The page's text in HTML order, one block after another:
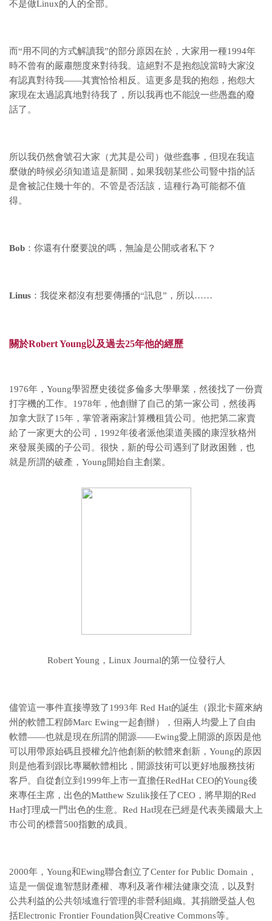
不是做Linux的人的全部。
而“用不同的方式解讀我”的部分原因在於，大家用一種1994年
時不曾有的嚴肅態度來對待我。這絕對不是抱怨說當時大家沒
有認真對待我——其實恰恰相反。這更多是我的抱怨，抱怨大
家現在太過認真地對待我了，所以我再也不能說一些愚蠢的廢
話了。
所以我仍然會號召大家（尤其是公司）做些蠢事，但現在我這
麼做的時候必須知道這是新聞，如果我朝某些公司豎中指的話
是會被記住幾十年的。不管是否活該，這種行為可能都不值
得。
Bob ：你還有什麼要說的嗎，無論是公開或者私下？
Linus ：我從來都沒有想要傳播的“訊息”，所以……
關於Robert Young以及過去25年他的經歷
1976年，Young學習歷史後從多倫多大學畢業，然後找了一份賣
打字機的工作。1978年，他創辦了自己的第一家公司，然後再
加拿大獃了15年，掌管著兩家計算機租賃公司。他把第二家賣
給了一家更大的公司，1992年後者派他渠道美國的康涅狄格州
來發展美國的子公司。很快，新的母公司遇到了財政困難，也
就是所謂的破產，Young開始自主創業。
Robert Young，Linux Journal的第一位發行人
儘管這一事件直接導致了1993年 Red Hat的誕生（跟北卡羅來納
州的軟體工程師Marc Ewing一起創辦），但兩人均愛上了自由
軟體——也就是現在所謂的開源——Ewing愛上開源的原因是他
可以用帶原始碼且授權允許他創新的軟體來創新，Young的原因
則是他看到跟比專屬軟體相比，開源技術可以更好地服務技術
客戶。自從創立到1999年上市一直擔任RedHat CEO的Young後
來專任主席，出色的Matthew Szulik接任了CEO，將早期的Red
Hat打理成一門出色的生意。Red Hat現在已經是代表美國最大上
市公司的標普500指數的成員。
2000年，Young和Ewing聯合創立了Center for Public Domain，
這是一個促進智慧財產權、專利及著作權法健康交流，以及對
公共利益的公共領域進行管理的非營利組織。其捐贈受益人包
括Electronic Frontier Foundation與Creative Commons等。